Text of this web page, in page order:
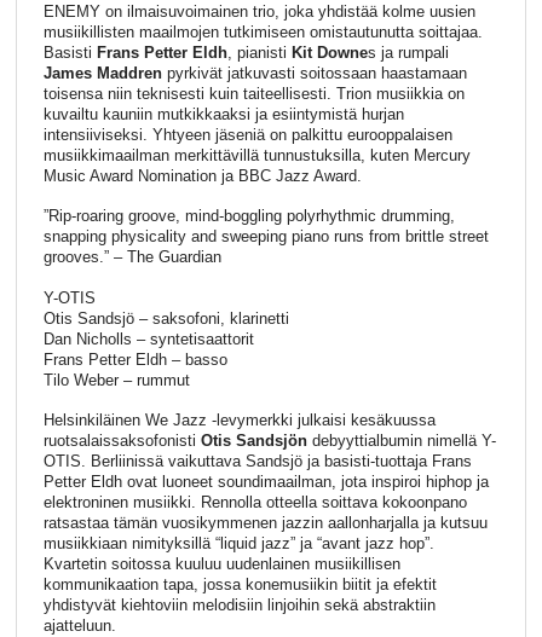
ENEMY on ilmaisuvoimainen trio, joka yhdistää kolme uusien
musiikillisten maailmojen tutkimiseen omistautunutta soittajaa.
Basisti Frans Petter Eldh, pianisti Kit Downes ja rumpali
James Maddrenpyrkivät jatkuvasti soitossaan haastamaan
toisensa niin teknisesti kuin taiteellisesti. Trion musiikkia on
kuvailtu kauniin mutkikkaaksi ja esiintymistä hurjan
intensiiviseksi. Yhtyeen jäseniä on palkittu eurooppalaisen
musiikkimaailman merkittävillä tunnustuksilla, kuten Mercury
Music Award Nomination ja BBC Jazz Award.
”Rip-roaring groove, mind-boggling polyrhythmic drumming,
snapping physicality and sweeping piano runs from brittle street
grooves.” – The Guardian
Y-OTIS
Otis Sandsjö – saksofoni, klarinetti
Dan Nicholls – syntetisaattorit
Frans Petter Eldh – basso
Tilo Weber – rummut
Helsinkiläinen We Jazz -levymerkki julkaisi kesäkuussa
ruotsalaissaksofonisti Otis Sandsjöndebyyttialbumin nimellä Y-
OTIS. Berliinissä vaikuttava Sandsjö ja basisti-tuottaja Frans
Petter Eldh ovat luoneet soundimaailman, jota inspiroi hiphop ja
elektroninen musiikki. Rennolla otteella soittava kokoonpano
ratsastaa tämän vuosikymmenen jazzin aallonharjalla ja kutsuu
musiikkiaan nimityksillä “liquid jazz” ja “avant jazz hop”.
Kvartetin soitossa kuuluu uudenlainen musiikillisen
kommunikaation tapa, jossa konemusiikin biitit ja efektit
yhdistyvät kiehtoviin melodisiin linjoihin sekä abstraktiin
ajatteluun.